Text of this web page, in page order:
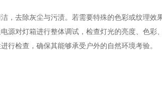
去除灰尘与污渍。若需要特殊的色彩或纹理效
源对灯箱进行整体调试，检查灯光的亮度、色
行检查，确保其能够承受户外的自然环境考验。